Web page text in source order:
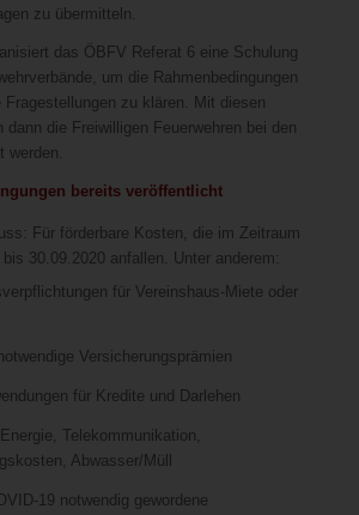
zu übermitteln.
das ÖBFV Referat 6 eine Schulung
um die Rahmenbedingungen
Fragestellungen zu klären. Mit diesen
dann die Freiwilligen Feuerwehren bei den
werden.
bereits veröffentlicht
Für förderbare Kosten, die im Zeitraum
30.09.2020 anfallen. Unter anderem:
für Vereinshaus-Miete oder
Versicherungsprämien
für Kredite und Darlehen
Telekommunikation,
Abwasser/Müll
19 notwendig gewordene